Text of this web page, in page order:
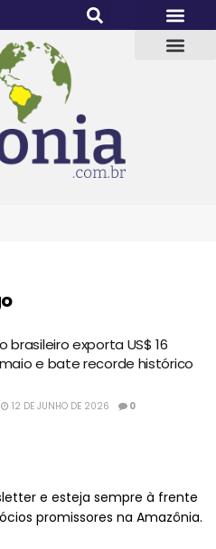
brasileiro exporta US$ 16
e bate recorde histórico
12 DE JUNHO DE 2026 0
e esteja sempre à frente
promissores na Amazônia.